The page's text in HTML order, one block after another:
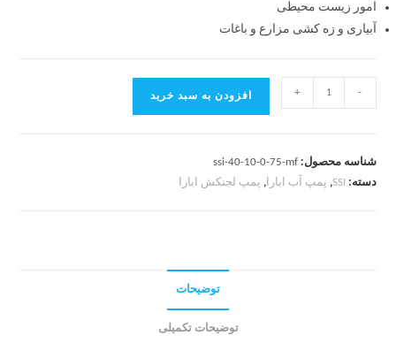
امور زیست محیطی
آبیاری و زه کشی مزارع و باغات
-
+ افزودن به سبد خرید
شناسه محصول:ssi-40-10-0-75-mf
دسته: SSI
, پمپ آب ابارا, پمپ لجنکش ابارا
توضیحات
توضیحات تکمیلی